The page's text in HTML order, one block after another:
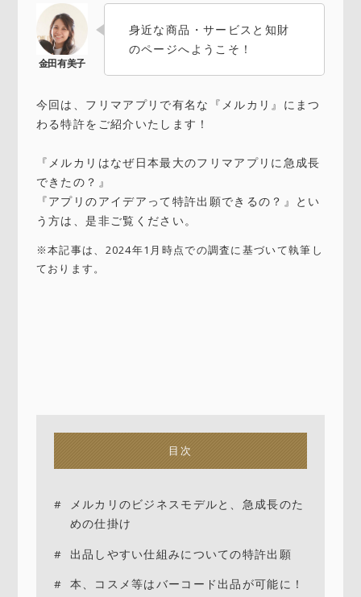
身近な商品・サービスと知財
のページへようこそ！
今回は、フリマアプリで有名な『メルカリ』にまつ
わる特許をご紹介いたします！
『メルカリはなぜ日本最大のフリマアプリに急成長
できたの？』
『アプリのアイデアって特許出願できるの？』とい
う方は、是非ご覧ください。
※本記事は、2024年1月時点での調査に基づいて執筆し
ております。
目次
メルカリのビジネスモデルと、急成長のた
めの仕掛け
出品しやすい仕組みについての特許出願
本、コスメ等はバーコード出品が可能に！